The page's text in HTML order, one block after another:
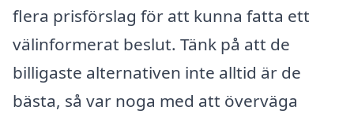
flera prisförslag för att kunna fatta ett
välinformerat beslut. Tänk på att de
billigaste alternativen inte alltid är de
bästa, så var noga med att överväga